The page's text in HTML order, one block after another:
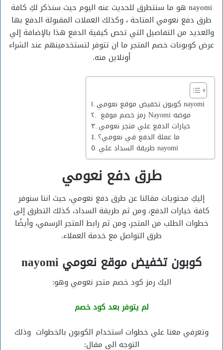
nayomi هو ما سنتطرق للحديث عنه اليوم حيث سنذكر لكِ كافة
طرق دفع نعومي المتاحة ، وكذلك العملات المقبولة الدفع بها
والعديد من التفاصيل التي تخص كيفية الدفع هذا بالإضافة إلي
عرض كوبونات خصم المتجر ما ان تتوفر لتستخدمينهم عند الشراء
أونلاين منه.
كوبون تخفيض موقع نعومي nayomi
رمز خصم موقع Nayomi موضه
خيارات الدفع علي متجر نعومي
ما عملة الدفع في نعومي؟
طريقة السداد علي nayomi
طرق دفع نعومي
إليكِ محتويات مقالنا عن طرق دفع نعومي، حيث اننا سنوفر
كافة خيارات الدفع، ومن ثم طريقة السداد، كذلك التطرق إلى
خطوات الطلب من المتجر، ومن ثم رابط المتجر الرسمي، وأيضًا
طرق التواصل مع خدمة العملاء.
كوبون تخفيض موقع نعومي nayomi
اليك رمز كود خصم متجر نعومي وهو:
لم يتوفر بعد كود خصم
وتعرفي معنا علي خطوات استخدام الكوبون بالخطوات وذلك
التوجه الي مقال: